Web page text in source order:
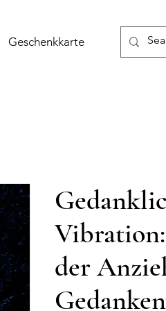
Geschenkkarte
Vibration:
der